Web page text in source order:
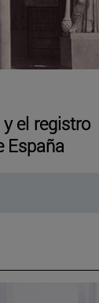
el registro
España